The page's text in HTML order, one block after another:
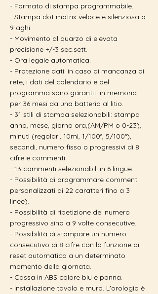
- Formato di stampa programmabile.
- Stampa dot matrix veloce e silenziosa a
9 aghi.
- Movimento al quarzo di elevata
precisione +/-3 sec.sett.
- Ora legale automatica.
- Protezione dati: in caso di mancanza di
rete, i dati del calendario e del
programma sono garantiti in memoria
per 36 mesi da una batteria al litio.
- 31 stili di stampa selezionabili: stampa
anno, mese, giorno ora,(AM/PM o 0-23),
minuti (regolari, 10mi, 1/100°, 5/100°),
secondi, numero fisso o progressivi di 8
cifre e commenti.
- 13 commenti selezionabili in 6 lingue.
- Possibilità di programmare commenti
personalizzati di 22 caratteri fino a 3
linee).
- Possibilità di ripetizione del numero
progressivo sino a 9 volte consecutive.
- Possibilità di stampare un numero
consecutivo di 8 cifre con la funzione di
reset automatico a un determinato
momento della giornata.
- Cassa in ABS colore blu e panna.
- Installazione tavolo e muro. L'orologio è